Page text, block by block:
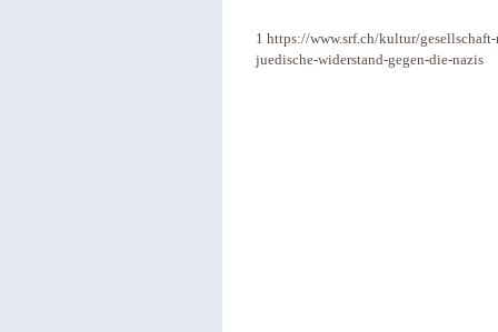
1 https://www.srf.ch/kultur/
juedische-widerstand-gegen-die-nazis